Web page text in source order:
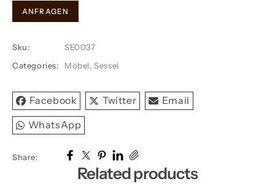
Fritz
Hansen
Ro
grau
ANFRAGEN
Sku:
SE0037
Categories:
Möbel,Sessel
Facebook Twitter
Email
WhatsApp
Share:
Related products